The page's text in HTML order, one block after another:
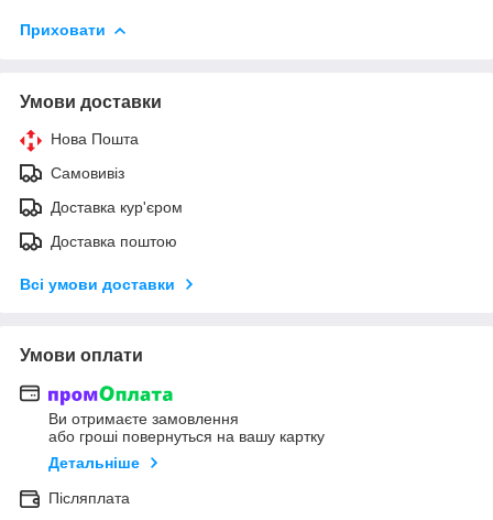
Приховати
Умови доставки
Нова Пошта
Самовивіз
Доставка кур'єром
Доставка поштою
Всі умови доставки
Умови оплати
Ви отримаєте замовлення
або гроші повернуться на вашу картку
Детальніше
Післяплата